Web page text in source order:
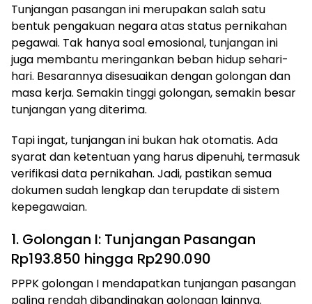
Tunjangan pasangan ini merupakan salah satu
bentuk pengakuan negara atas status pernikahan
pegawai. Tak hanya soal emosional, tunjangan ini
juga membantu meringankan beban hidup sehari-
hari. Besarannya disesuaikan dengan golongan dan
masa kerja. Semakin tinggi golongan, semakin besar
tunjangan yang diterima.
Tapi ingat, tunjangan ini bukan hak otomatis. Ada
syarat dan ketentuan yang harus dipenuhi, termasuk
verifikasi data pernikahan. Jadi, pastikan semua
dokumen sudah lengkap dan terupdate di sistem
kepegawaian.
1. Golongan I: Tunjangan Pasangan
Rp193.850 hingga Rp290.090
PPPK golongan I mendapatkan tunjangan pasangan
paling rendah dibandingkan golongan lainnya.